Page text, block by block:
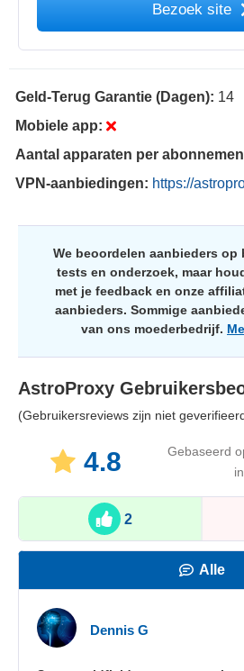
Bezoek site
Geld-Terug Garantie (Dagen): 14
Mobiele app:
Aantal apparaten per
VPN-aanbiedingen: https://
We beoordelen aanbieders op
tests en onderzoek, maar
met je feedback en onze
aanbieders. Sommige
van ons moederbedrijf.
AstroProxy
(Gebruikersreviews zijn niet
4.8 Gebaseerd
2
Alle
Dennis G